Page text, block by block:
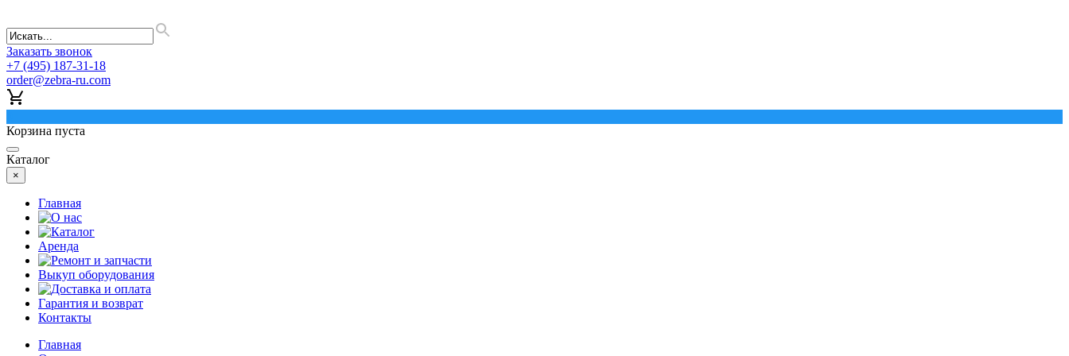
Заказать звонок
+7 (495) 187-31-18
order@zebra-ru.com
Корзина пуста
Каталог
×
Главная
О нас
Каталог
Аренда
Ремонт и запчасти
Выкуп оборудования
Доставка и оплата
Гарантия и возврат
Контакты
Главная